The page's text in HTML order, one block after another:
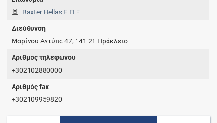
Baxter Hellas Ε.Π.Ε.
Διεύθυνση
Μαρίνου Αντύπα 47, 141 21 Ηράκλειο
Αριθμός τηλεφώνου
+302102880000
Αριθμός fax
+302109959820